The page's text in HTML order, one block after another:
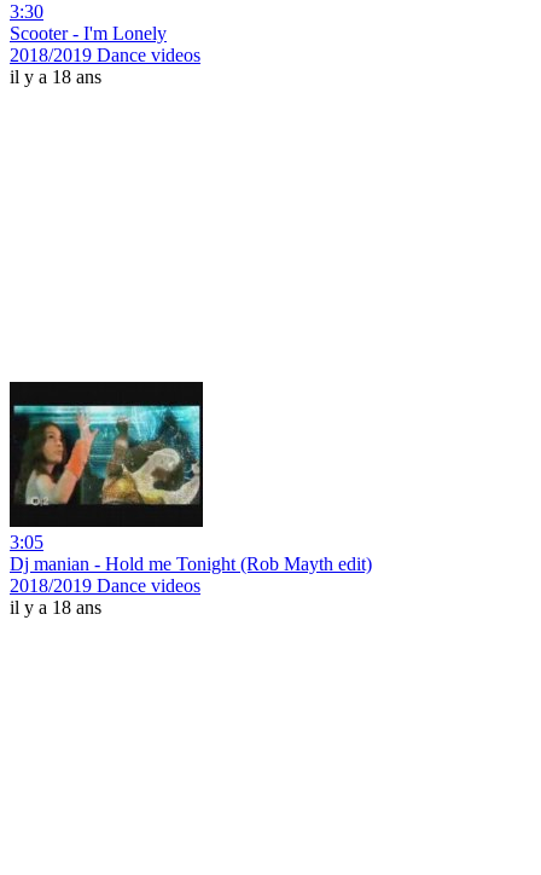
3:30
Scooter - I'm Lonely
2018/2019 Dance videos
il y a 18 ans
3:05
Dj manian - Hold me Tonight (Rob Mayth edit)
2018/2019 Dance videos
il y a 18 ans